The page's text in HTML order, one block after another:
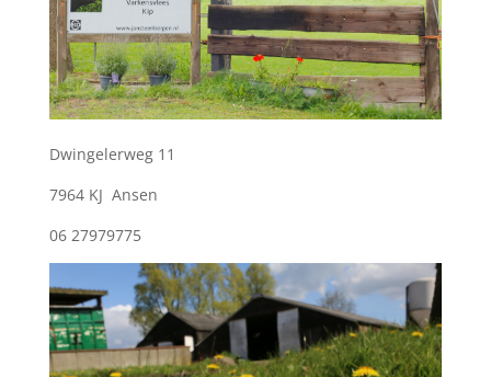
Dwingelerweg 11
7964 KJ Ansen
06 27979775